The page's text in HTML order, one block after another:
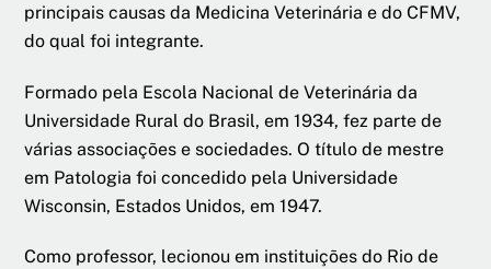
principais causas da Medicina Veterinária e do CFMV,
do qual foi integrante.
Formado pela Escola Nacional de Veterinária da
Universidade Rural do Brasil, em 1934, fez parte de
várias associações e sociedades. O título de mestre
em Patologia foi concedido pela Universidade
Wisconsin, Estados Unidos, em 1947.
Como professor, lecionou em instituições do Rio de